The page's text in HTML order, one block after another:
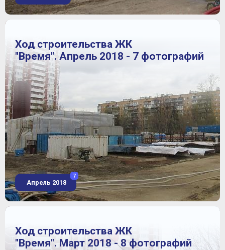
Ход строительства ЖК
"Время". Апрель 2018 - 7 фотографий
Апрель 2018
7
Ход строительства ЖК
"Время". Март 2018 - 8 фотографий